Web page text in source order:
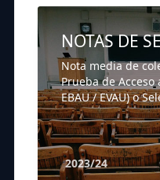
NOTAS DE
Nota media de
Prueba de Acceso
EBAU / EVAU) o
2023/24